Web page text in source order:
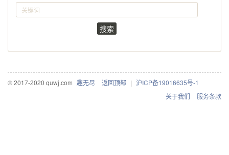
搜索
© 2017-2020 quwj.com 趣无尽 返回顶部 | 沪ICP备19016635号-1
关于我们
服务条款